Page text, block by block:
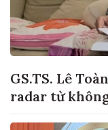
GS.TS. Lê
radar từ